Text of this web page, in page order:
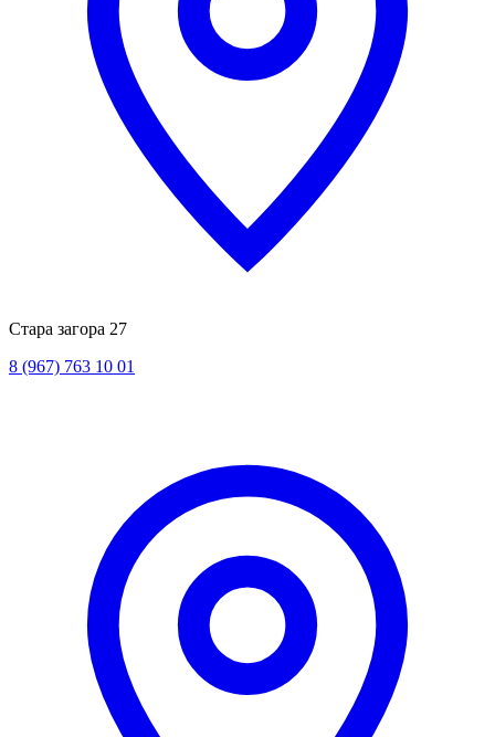
Стара загора 27
8 (967) 763 10 01